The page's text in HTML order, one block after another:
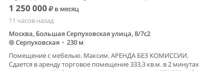
1 250 000
в месяц
11 часов назад
Москва, Большая Серпуховская улица, 8/7с2
Серпуховская • 230 м
Помещение с мебелью. Максим. АРЕНДА БЕЗ КОМИССИИ.
Сдается в аренду торговое помещение 333,3 кв.м. в 2 минутах